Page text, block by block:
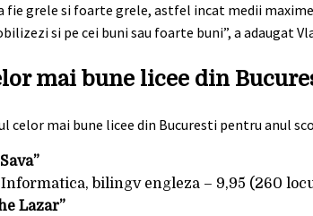
fie grele si foarte grele, astfel incat medii
si pe cei buni sau foarte buni”, a adaugat
mai bune licee din
celor mai bune licee din Bucuresti pentru anul
bilingv engleza – 9,95 (260
Lazar”